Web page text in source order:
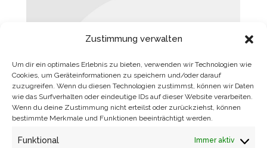
Zustimmung verwalten
Um dir ein optimales Erlebnis zu bieten, verwenden wir Technologien wie
Cookies, um Geräteinformationen zu speichern und/oder darauf
zuzugreifen. Wenn du diesen Technologien zustimmst, können wir Daten
wie das Surfverhalten oder eindeutige IDs auf dieser Website verarbeiten.
Wenn du deine Zustimmung nicht erteilst oder zurückziehst, können
bestimmte Merkmale und Funktionen beeinträchtigt werden.
Funktional Immer aktiv
LOOP OF LOOPS
Onlineshop VonKatrin Eulenstein 9. Juli 2017